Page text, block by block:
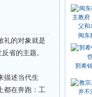
礼的对象就是
省的主题。
描述当代生
都在奔跑：工
闽东
郭希